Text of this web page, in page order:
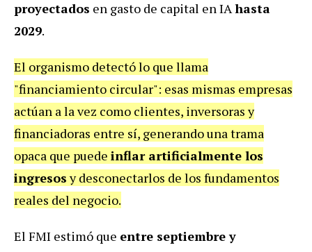
proyectados en gasto de capital en IAhasta
2029.
El organismo detectó lo que llama
"financiamiento circular": esas mismas empresas
actúan a la vez como clientes, inversoras y
financiadoras entre sí, generando una trama
opaca que puede inflar artificialmente los
ingresosy desconectarlos de los fundamentos
reales del negocio.
El FMI estimó que entre septiembre y